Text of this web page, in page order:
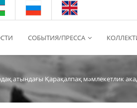
СОБЫТИЯ/ПРЕССА
атындағы Қарақалпақ мəмлекетлик